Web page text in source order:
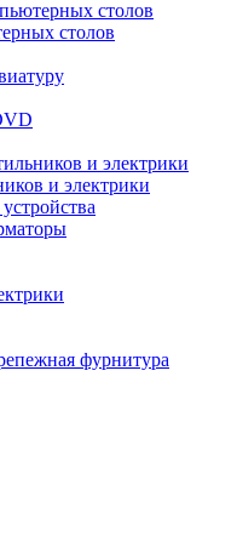
столов
и электрики
фурнитура